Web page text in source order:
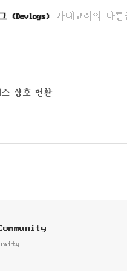
(Devlogs) 카테고리의 다른
상호 변환